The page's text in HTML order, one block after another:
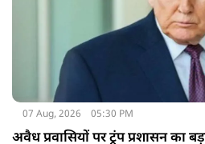
07 Aug, 2026 05:30 PM
अवैध प्रवासियों पर ट्रंप प्रशासन का